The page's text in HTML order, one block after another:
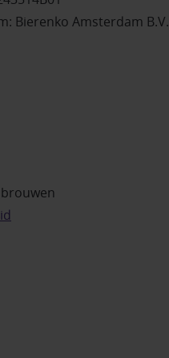
Bierenko Amsterdam B.V.